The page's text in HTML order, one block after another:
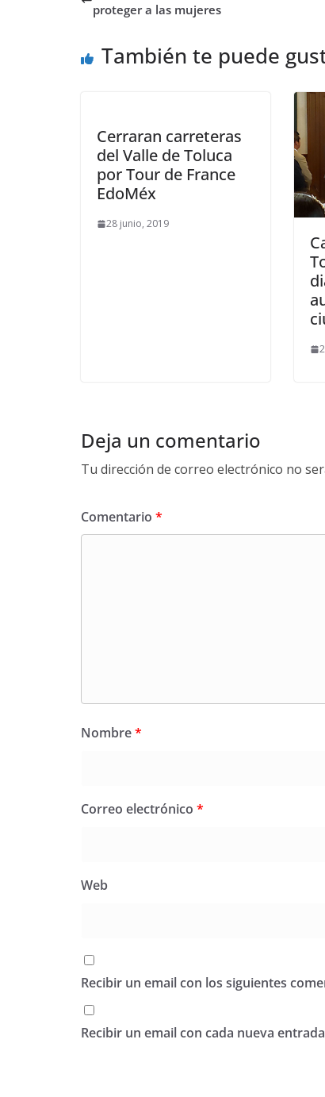
proteger a las mujeres
También te puede
Cerraran carreteras
del Valle de Toluca
por Tour de France
EdoMéx
28 junio, 2019
Deja un comentario
Tu dirección de correo electrónico no
Comentario *
Nombre*
Correo electrónico *
Web
Recibir un email con los siguientes
Recibir un email con cada nueva